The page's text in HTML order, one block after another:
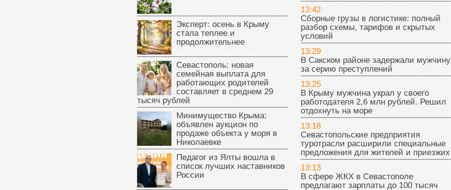
Эксперт: осень в Крыму
стала теплее и
продолжительнее
Севастополь: новая
семейная выплата для
работающих родителей
составляет в среднем 29
тысяч рублей
Минимущество Крыма:
объявлен аукцион по
продаже объекта у моря в
Николаевке
Педагог из Ялты вошла в
список лучших наставников
России
13:42
Сборные грузы в логистике: полный
разбор схемы, тарифов и скрытых
условий
13:29
В Сакском районе задержали мужчину
за серию преступлений
13:25
В Крыму мужчина украл у своего
работодателя 2,6 млн рублей. Решил
отдохнуть на море
13:18
Севастопольские предприятия
туротрасли расширили специальные
предложения для жителей и приезжих
13:13
В сфере ЖКХ в Севастополе
предлагают зарплаты до 100 тысяч